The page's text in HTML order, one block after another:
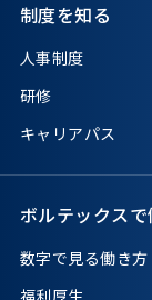
制度を知る
人事制度
研修
キャリアパス
ボルテックスで
数字で見る働き方